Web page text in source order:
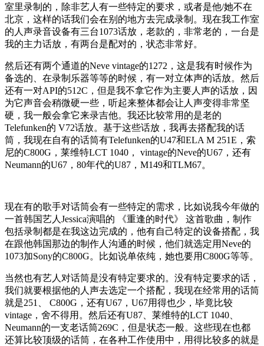
室里录制的，除非艺人有一些特定的要求，或者是他/她不在
北京，这样的话我们会在别的地方去完成录制。现在我工作室
的人声录音设备有三台1073话放，老款的，非常老的，一台是
我的主力话放，有两台是配对的，状态非常好。
然后还有两个通道的Neve vintage的1272，这是我有时候作为
备选的、在录制乐器等等的时候，有一对立体声的话放。然后
还有一对API的512C，但是我不拿它作为主要人声的话放，因
为它声音会稍微硬一些，听起来整体都会让人声变得非常坚
硬，我一般会拿它来录吉他。我还比较常用的是老的
Telefunken的 V72话放。基于这些话放，我再去搭配我的话
筒，我现在自有的话筒有Telefunken的U47和ELA M 251E，索
尼的C800G，莱维特LCT 1040， vintage的Neve的U67，还有
Neumann的U67，80年代的U87，M149和TLM67。
现在有的歌手对话筒会有一些特定的需求，比如说我今年做的
一首韩国艺人Jessica演唱的 《重逢的时代》 这首歌曲，制作
包括录制都是在我这边完成的，他有自己特定的设备搭配，我
在跟他韩国那边的制作人沟通的时候，他们就选定用Neve的
1073加Sony的C800G。比如说单依纯，她也要用C800G等等。
当然也有艺人对话筒是没有特定要求的。没有特定要求的话，
我们就要根据他的人声去选定一个搭配，我现在经常用的话筒
就是251、 C800G，还有U67，U67用得也少，毕竟比较
vintage，舍不得用。然后还有U87、莱维特的LCT 1040、
Neumann的一支老话筒269C，但是状态一般。这些现在也都
还算比较顶级的话筒，在各种工作使用中，用得比较多的就是